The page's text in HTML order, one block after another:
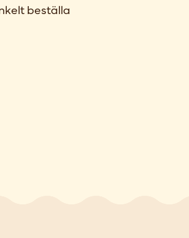
beställa